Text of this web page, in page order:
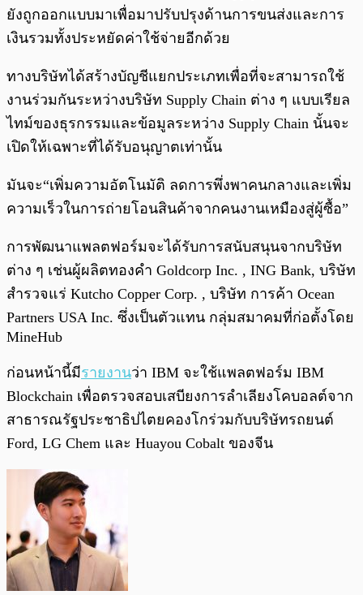
ยังถูกออกแบบมาเพื่อมาปรับปรุงด้านการขนส่งและการ
เงินรวมทั้งประหยัดค่าใช้จ่ายอีกด้วย
ทางบริษัทได้สร้างบัญชีแยกประเภทเพื่อที่จะสามารถใช้
งานร่วมกันระหว่างบริษัท Supply Chain ต่าง ๆ แบบเรียล
ไทม์ของธุรกรรมและข้อมูลระหว่าง Supply Chain นั้นจะ
เปิดให้เฉพาะที่ได้รับอนุญาตเท่านั้น
มันจะ“เพิ่มความอัตโนมัติ ลดการพึ่งพาคนกลางและเพิ่ม
ความเร็วในการถ่ายโอนสินค้าจากคนงานเหมืองสู่ผู้ซื้อ”
การพัฒนาแพลตฟอร์มจะได้รับการสนับสนุนจากบริษัท
ต่าง ๆ เช่นผู้ผลิตทองคำ Goldcorp Inc. , ING Bank, บริษัท
สำรวจแร่ Kutcho Copper Corp. , บริษัท การค้า Ocean
Partners USA Inc. ซึ่งเป็นตัวแทน กลุ่มสมาคมที่ก่อตั้งโดย
MineHub
ก่อนหน้านี้มีรายงานว่า IBM จะใช้แพลตฟอร์ม IBM
Blockchain เพื่อตรวจสอบเสบียงการลำเลียงโคบอลต์จาก
สาธารณรัฐประชาธิปไตยคองโกร่วมกับบริษัทรถยนต์
Ford, LG Chem และ Huayou Cobalt ของจีน